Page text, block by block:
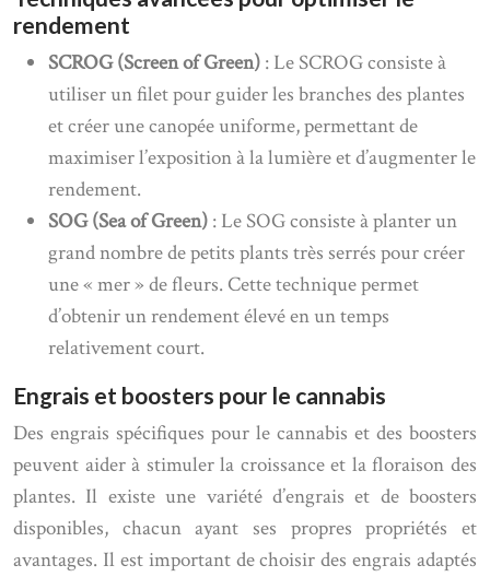
rendement
SCROG (Screen of Green) : Le SCROG consiste à
utiliser un filet pour guider les branches des plantes
et créer une canopée uniforme, permettant de
maximiser l’exposition à la lumière et d’augmenter le
rendement.
SOG (Sea of Green) : Le SOG consiste à planter un
grand nombre de petits plants très serrés pour créer
une « mer » de fleurs. Cette technique permet
d’obtenir un rendement élevé en un temps
relativement court.
Engrais et boosters pour le cannabis
Des engrais spécifiques pour le cannabis et des boosters
peuvent aider à stimuler la croissance et la floraison des
plantes. Il existe une variété d’engrais et de boosters
disponibles, chacun ayant ses propres propriétés et
avantages. Il est important de choisir des engrais adaptés